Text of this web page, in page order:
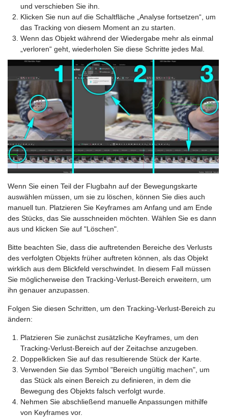
und verschieben Sie ihn.
Klicken Sie nun auf die Schaltfläche „Analyse fortsetzen“, um
das Tracking von diesem Moment an zu starten.
Wenn das Objekt während der Wiedergabe mehr als einmal
„verloren“ geht, wiederholen Sie diese Schritte jedes Mal.
Wenn Sie einen Teil der Flugbahn auf der Bewegungskarte
auswählen müssen, um sie zu löschen, können Sie dies auch
manuell tun. Platzieren Sie Keyframes am Anfang und am Ende
des Stücks, das Sie ausschneiden möchten. Wählen Sie es dann
aus und klicken Sie auf "Löschen".
Bitte beachten Sie, dass die auftretenden Bereiche des Verlusts
des verfolgten Objekts früher auftreten können, als das Objekt
wirklich aus dem Blickfeld verschwindet. In diesem Fall müssen
Sie möglicherweise den Tracking-Verlust-Bereich erweitern, um
ihn genauer anzupassen.
Folgen Sie diesen Schritten, um den Tracking-Verlust-Bereich zu
ändern:
Platzieren Sie zunächst zusätzliche Keyframes, um den
Tracking-Verlust-Bereich auf der Zeitachse anzugeben.
Doppelklicken Sie auf das resultierende Stück der Karte.
Verwenden Sie das Symbol "Bereich ungültig machen", um
das Stück als einen Bereich zu definieren, in dem die
Bewegung des Objekts falsch verfolgt wurde.
Nehmen Sie abschließend manuelle Anpassungen mithilfe
von Keyframes vor.